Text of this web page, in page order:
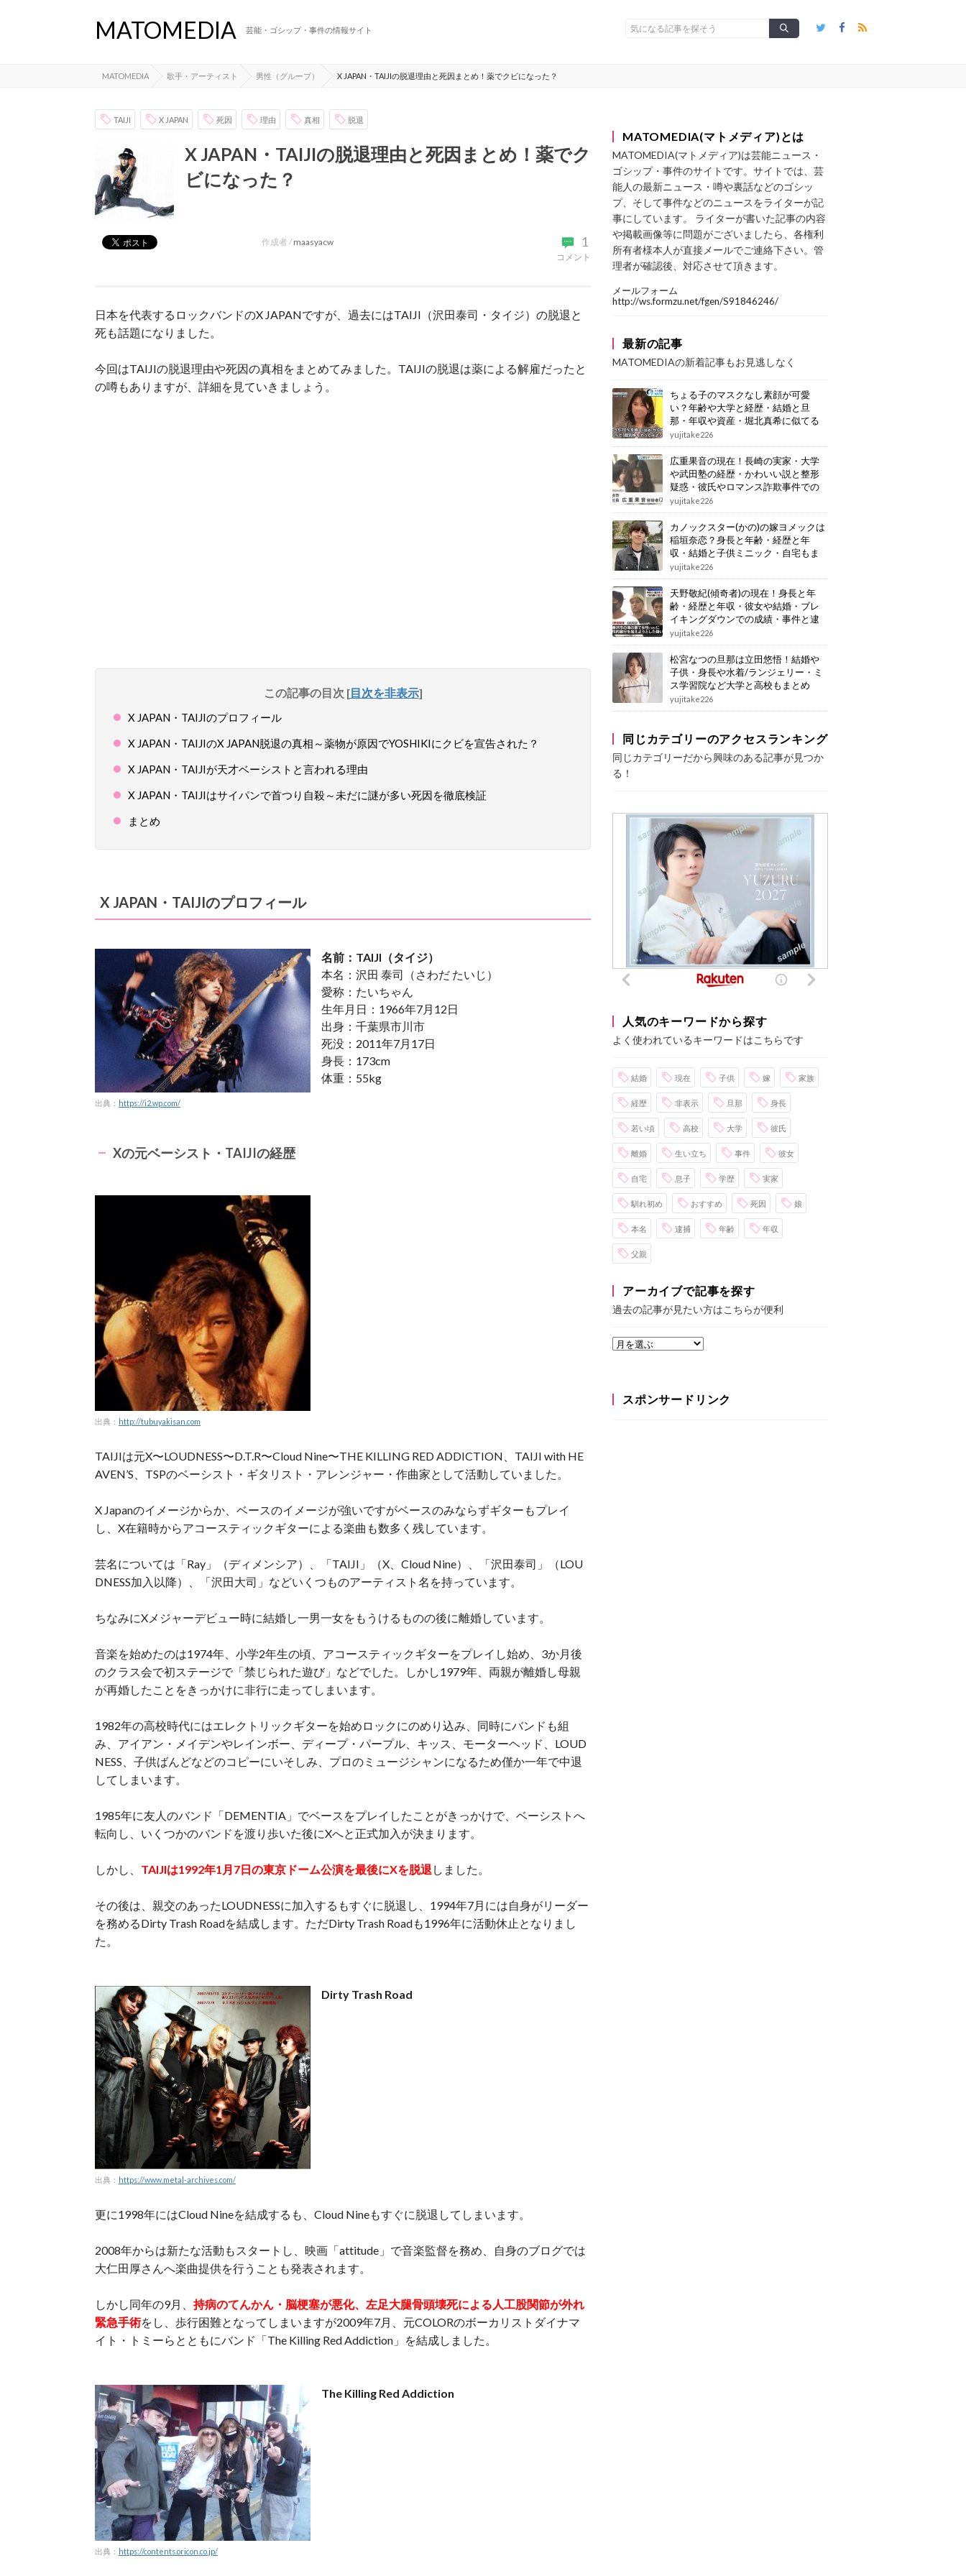
MATOMEDIA 芸能・ゴシップ・事件の情報サイト
MATOMEDIA 歌手・アーティスト 男性（グループ） X JAPAN・TAIJIの脱退理由と死因まとめ！薬でクビになった？
TAIJI X JAPAN 死因 理由 真相 脱退
X JAPAN・TAIJIの脱退理由と死因まとめ！薬でク
ビになった？
1
コメント
作成者 / maasyacw
日本を代表するロックバンドのX JAPANですが、過去にはTAIJI（沢田泰司・タイジ）の脱退と
死も話題になりました。
今回はTAIJIの脱退理由や死因の真相をまとめてみました。TAIJIの脱退は薬による解雇だったと
の噂もありますが、詳細を見ていきましょう。
この記事の目次 [目次を非表示]
X JAPAN・TAIJIのプロフィール
X JAPAN・TAIJIのX JAPAN脱退の真相～薬物が原因でYOSHIKIにクビを宣告された？
X JAPAN・TAIJIが天才ベーシストと言われる理由
X JAPAN・TAIJIはサイパンで首つり自殺～未だに謎が多い死因を徹底検証
まとめ
X JAPAN・TAIJIのプロフィール
出典： https://i2.wp.com/
名前：TAIJI（タイジ）
本名：沢田 泰司（さわだ たいじ）
愛称：たいちゃん
生年月日：1966年7月12日
出身：千葉県市川市
死没：2011年7月17日
身長：173cm
体重：55kg
Xの元ベーシスト・TAIJIの経歴
出典： http://tubuyakisan.com
TAIJIは元X〜LOUDNESS〜D.T.R〜Cloud Nine〜THE KILLING RED ADDICTION、TAIJI with HE
AVEN’S、TSPのベーシスト・ギタリスト・アレンジャー・作曲家として活動していました。
X Japanのイメージからか、ベースのイメージが強いですがベースのみならずギターもプレイ
し、X在籍時からアコースティックギターによる楽曲も数多く残しています。
芸名については「Ray」（ディメンシア）、「TAIJI」（X、Cloud Nine）、「沢田泰司」（LOU
DNESS加入以降）、「沢田大司」などいくつものアーティスト名を持っています。
ちなみにXメジャーデビュー時に結婚し一男一女をもうけるものの後に離婚しています。
音楽を始めたのは1974年、小学2年生の頃、アコースティックギターをプレイし始め、3か月後
のクラス会で初ステージで「禁じられた遊び」などでした。しかし1979年、両親が離婚し母親
が再婚したことをきっかけに非行に走ってしまいます。
1982年の高校時代にはエレクトリックギターを始めロックにのめり込み、同時にバンドも組
み、アイアン・メイデンやレインボー、ディープ・パープル、キッス、モーターヘッド、LOUD
NESS、子供ばんどなどのコピーにいそしみ、プロのミュージシャンになるため僅か一年で中退
してしまいます。
1985年に友人のバンド「DEMENTIA」でベースをプレイしたことがきっかけで、ベーシストへ
転向し、いくつかのバンドを渡り歩いた後にXへと正式加入が決まります。
しかし、 TAIJIは1992年1月7日の東京ドーム公演を最後にXを脱退 しました。
その後は、親交のあったLOUDNESSに加入するもすぐに脱退し、1994年7月には自身がリーダー
を務めるDirty Trash Roadを結成します。ただDirty Trash Roadも1996年に活動休止となりまし
た。
出典： https://www.metal-archives.com/
Dirty Trash Road
更に1998年にはCloud Nineを結成するも、Cloud Nineもすぐに脱退してしまいます。
2008年からは新たな活動もスタートし、映画「attitude」で音楽監督を務め、自身のブログでは
大仁田厚さんへ楽曲提供を行うことも発表されます。
しかし同年の9月、 持病のてんかん・脳梗塞が悪化、左足大腿骨頭壊死による人工股関節が外れ
緊急手術をし、歩行困難となってしまいますが2009年7月、元COLORのボーカリストダイナマ
イト・トミーらとともにバンド「The Killing Red Addiction」を結成しました。
出典： https://contents.oricon.co.jp/
The Killing Red Addiction
MATOMEDIA(マトメディア)とは
MATOMEDIA(マトメディア)は芸能ニュース・
ゴシップ・事件のサイトです。サイトでは、芸
能人の最新ニュース・噂や裏話などのゴシッ
プ、そして事件などのニュースをライターが記
事にしています。 ライターが書いた記事の内容
や掲載画像等に問題がございましたら、各権利
所有者様本人が直接メールでご連絡下さい。管
理者が確認後、対応させて頂きます。
メールフォーム
http://ws.formzu.net/fgen/S91846246/
最新の記事
MATOMEDIAの新着記事もお見逃しなく
ちょる子のマスクなし素顔が可愛
い？年齢や大学と経歴・結婚と旦
那・年収や資産・堀北真希に似てる
画像もまとめ
yujitake226
広重果音の現在！長崎の実家・大学
や武田塾の経歴・かわいい説と整形
疑惑・彼氏やロマンス詐欺事件での
逮捕もまとめ
yujitake226
カノックスター(かの)の嫁ヨメックは
稲垣奈恋？身長と年齢・経歴と年
収・結婚と子供ミニック・自宅もま
とめ
yujitake226
天野敬紀(傾奇者)の現在！身長と年
齢・経歴と年収・彼女や結婚・ブレ
イキングダウンでの成績・事件と逮
捕もまとめ
yujitake226
松宮なつの旦那は立田悠悟！結婚や
子供・身長や水着/ランジェリー・ミ
ス学習院など大学と高校もまとめ
yujitake226
同じカテゴリーのアクセスランキング
同じカテゴリーだから興味のある記事が見つか
る！
人気のキーワードから探す
よく使われているキーワードはこちらです
結婚 現在 子供 嫁 家族
経歴 非表示 旦那 身長
若い頃 高校 大学 彼氏
離婚 生い立ち 事件 彼女
自宅 息子 学歴 実家
馴れ初め おすすめ 死因 娘
本名 逮捕 年齢 年収
父親
アーカイブで記事を探す
過去の記事が見たい方はこちらが便利
スポンサードリンク